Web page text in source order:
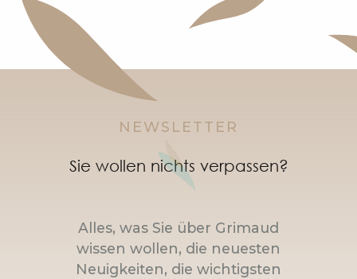
NEWSLETTER
Sie wollen nichts verpassen?
Alles, was Sie über Grimaud
wissen wollen, die neuesten
Neuigkeiten, die wichtigsten